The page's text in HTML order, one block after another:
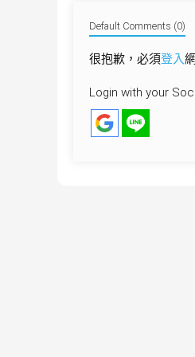
Default Comments (0)
很抱歉，必須登入
Login with your